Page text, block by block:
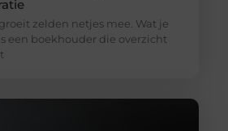
zelden netjes mee. Wat je
een boekhouder die overzicht